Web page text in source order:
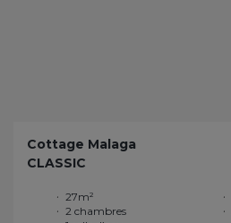
Cottage Malaga
CLASSIC
27m²
2 chambres